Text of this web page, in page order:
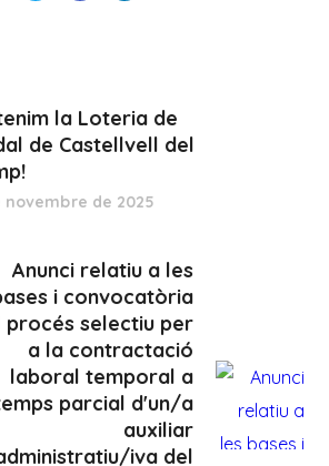
la Loteria de
de Castellvell del
novembre de 2025
Anunci relatiu a les
i convocatòria
procés selectiu per
a la contractació
laboral temporal a
parcial d'un/a
auxiliar
iva del